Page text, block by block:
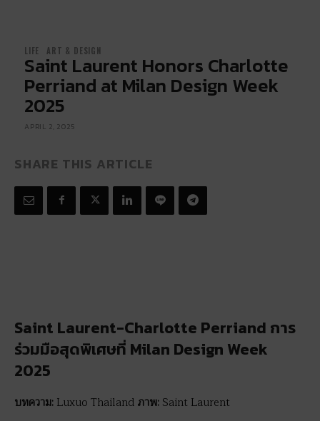
LIFE ART & DESIGN
Saint Laurent Honors Charlotte
Perriand at Milan Design Week
2025
APRIL 2, 2025
SHARE THIS ARTICLE
Saint Laurent-Charlotte Perriand การ
ร่วมมือสุดพิเศษที่ Milan Design Week
2025
บทความ: Luxuo Thailand ภาพ: Saint Laurent